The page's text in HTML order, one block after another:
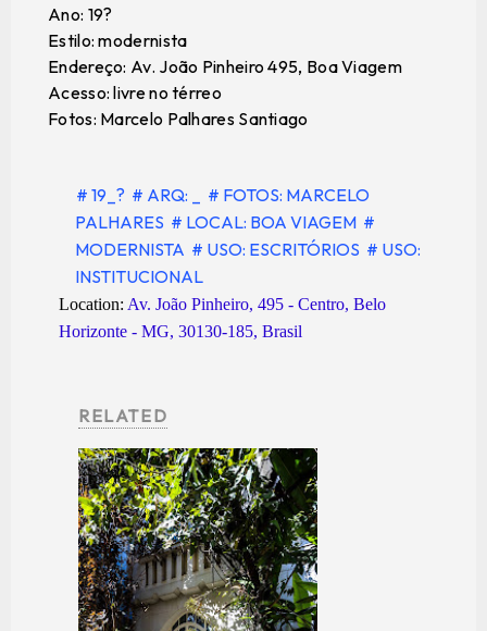
Ano: 19?
Estilo: modernista
Endereço: Av. João Pinheiro 495, Boa Viagem
Acesso: livre no térreo
Fotos: Marcelo Palhares Santiago
# 19_? # ARQ: _
# FOTOS: MARCELO
PALHARES # LOCAL: BOA VIAGEM #
MODERNISTA # USO: ESCRITÓRIOS # USO:
INSTITUCIONAL
Location: Av. João Pinheiro, 495 - Centro, Belo
Horizonte - MG, 30130-185, Brasil
RELATED